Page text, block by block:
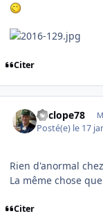
Citer
Cyclope78
Posté(e) le 17
Rien d'anormal
La même chose
Citer